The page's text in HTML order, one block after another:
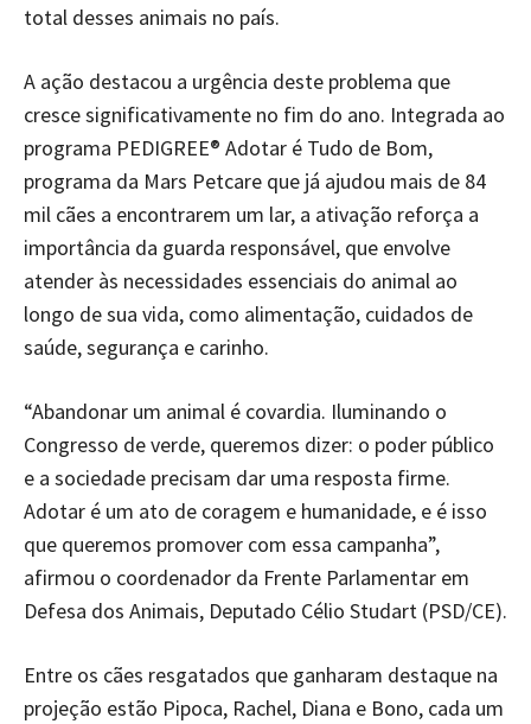
total desses animais no país.
A ação destacou a urgência deste problema que
cresce significativamente no fim do ano. Integrada ao
programa PEDIGREE® Adotar é Tudo de Bom,
programa da Mars Petcare que já ajudou mais de 84
mil cães a encontrarem um lar, a ativação reforça a
importância da guarda responsável, que envolve
atender às necessidades essenciais do animal ao
longo de sua vida, como alimentação, cuidados de
saúde, segurança e carinho.
“Abandonar um animal é covardia. Iluminando o
Congresso de verde, queremos dizer: o poder público
e a sociedade precisam dar uma resposta firme.
Adotar é um ato de coragem e humanidade, e é isso
que queremos promover com essa campanha”,
afirmou o coordenador da Frente Parlamentar em
Defesa dos Animais, Deputado Célio Studart (PSD/CE).
Entre os cães resgatados que ganharam destaque na
projeção estão Pipoca, Rachel, Diana e Bono, cada um